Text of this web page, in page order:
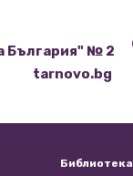
България" № 2
tarnovo.bg
Библиотека